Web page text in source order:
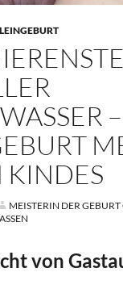
KINDES
MEISTERIN DER
von